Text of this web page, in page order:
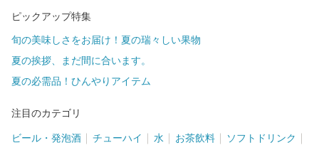
ピックアップ特集
旬の美味しさをお届け！夏の瑞々しい果物
夏の挨拶、まだ間に合います。
夏の必需品！ひんやりアイテム
注目のカテゴリ
ビール・発泡酒 チューハイ 水 お茶飲料 ソフトドリンク